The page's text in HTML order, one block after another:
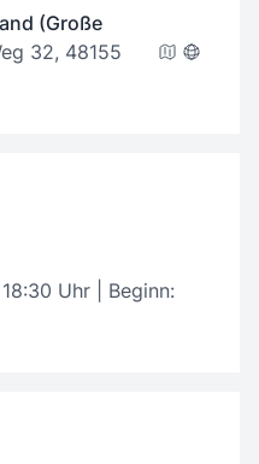
(Große
32, 48155
Uhr | Beginn: